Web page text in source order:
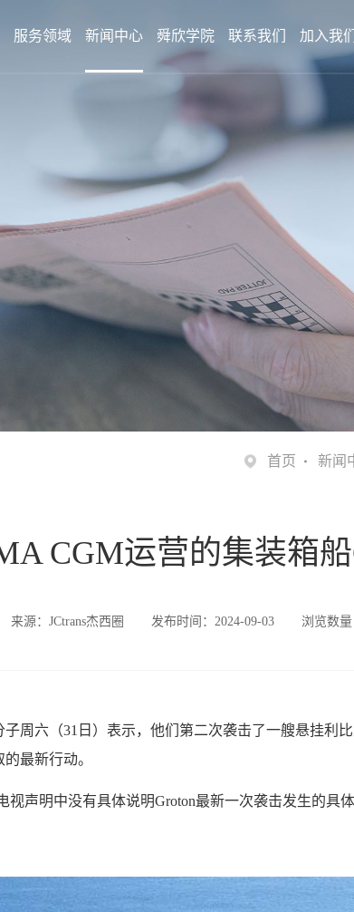
服务领域 新闻中心 舜欣学院 联系我们 加入我们
首页 新闻
CGM运营的集装箱
来源：JCtrans杰西圈 发布时间：2024-09-03 浏览数量
周六（31日）表示，他们第二次袭击了一艘悬挂利
最新行动。
视声明中没有具体说明Groton最新一次袭击发生的具